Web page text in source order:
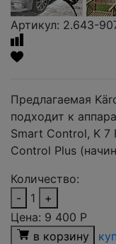
Артикул: 2.643-
Предлагаемая
подходит к
Smart Control, K 7
Control Plus
Количество:
-
1
+
Цена: 9 400 Р
в корзину